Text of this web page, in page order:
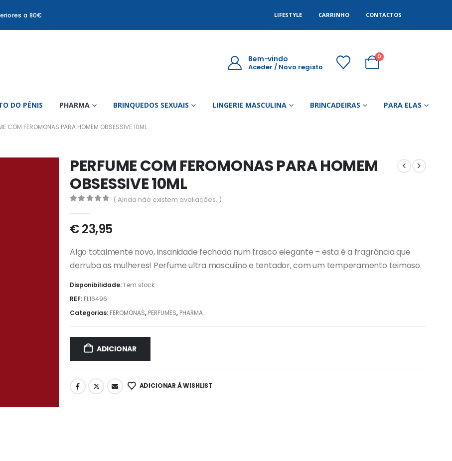
a 80€ LIFESTYLE CARRINHO CONTACTOS
Bem-vindo
Aceder / Novo registo
0
DO PÉNIS PHARMA BRINQUEDOS SEXUAIS LINGERIE MASCULINA BRINCADEIRAS PARA ELAS
COM FEROMONAS PARA HOMEM OBSESSIVE 10ML
PERFUME COM FEROMONAS PARA HOMEM
OBSESSIVE 10ML
( Ainda não existem avaliações. )
€23,95
Algo totalmente novo, insanidade fechada num frasco elegante – esta é a fragrância que
derruba as mulheres! Perfume ultra masculino e tentador, com um temperamento teimoso.
Disponibilidade:1 em stock
REF: FL16496
Categorias: FEROMONAS, PERFUMES, PHARMA
ADICIONAR
ADICIONAR À WISHLIST